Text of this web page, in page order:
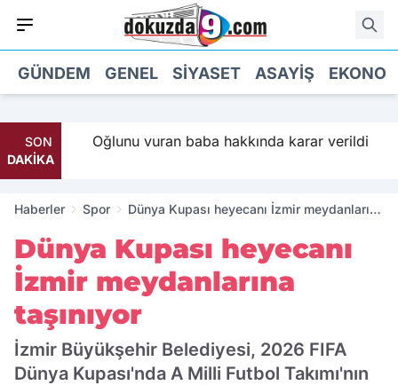
GÜNDEM GENEL SIYASET ASAYIŞ
SON
DAKİKA
Parti Oğlunu vuran baba hakkında karar verildi
Haberler Spor
Dünya Kupası heyecanı İzmir meydanlarına
Dünya Kupası heyecanı
İzmir meydanlarına
taşınıyor
İzmir Büyükşehir Belediyesi, 2026 FIFA
Dünya Kupası'nda A Milli Futbol Takımı'nın